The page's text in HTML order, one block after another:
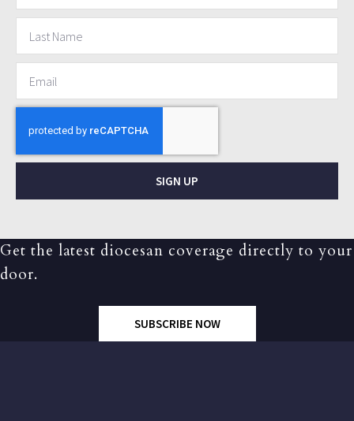
SIGN UP
Get the latest diocesan coverage directly to your
door.
SUBSCRIBE NOW